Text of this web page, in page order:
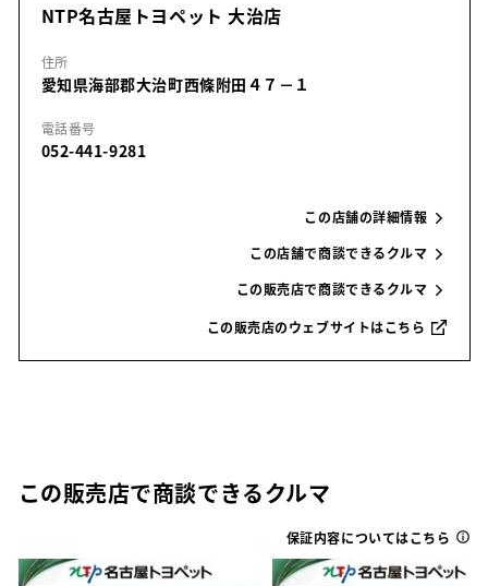
NTP名古屋トヨペット 大治店
住所
愛知県海部郡大治町西條附田４７－１
電話番号
052-441-9281
この店舗の詳細情報
この店舗で商談できるクルマ
この販売店で商談できるクルマ
この販売店のウェブサイトはこちら
この販売店で商談できるクルマ
保証内容についてはこちら